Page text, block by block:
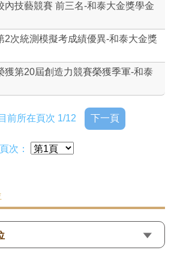
內技藝競賽 前三名-和泰大金獎學金
2次統測模擬考成績優異-和泰大金獎
獲第20屆創造力競賽榮獲季軍-和泰
目前所在頁次 1/12 下一頁
頁次：